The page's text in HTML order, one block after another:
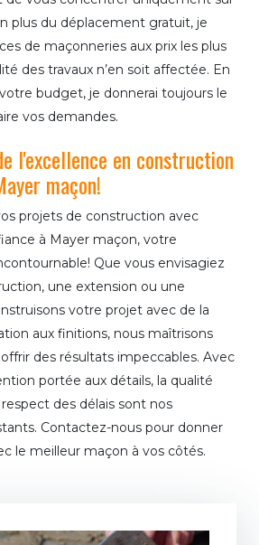
plus du déplacement gratuit, je
de maçonneries aux prix les plus
des travaux n’en soit affectée. En
budget, je donnerai toujours le
vos demandes.
l'excellence en construction
maçon!
projets de construction avec
à Mayer maçon, votre
Que vous envisagiez
une extension ou une
votre projet avec de la
aux finitions, nous maîtrisons
des résultats impeccables. Avec
portée aux détails, la qualité
des délais sont nos
Contactez-nous pour donner
le meilleur maçon à vos côtés.